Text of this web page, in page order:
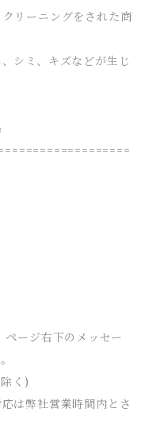
リーニングをされた商
シミ、キズなどが生じ
ページ右下のメッセー
く)
は弊社営業時間内とさ